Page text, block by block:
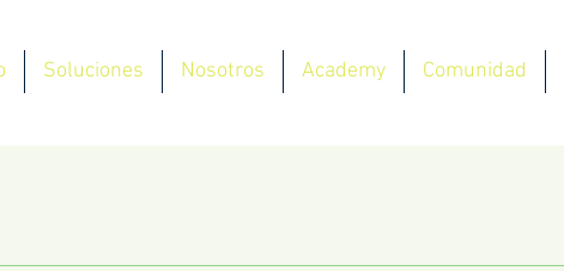
Soluciones Nosotros Academy Comunidad